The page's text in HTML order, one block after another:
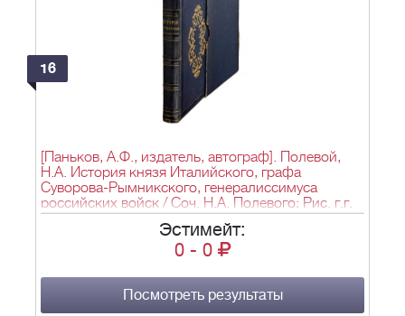
16
[Паньков, А.Ф., издатель, автограф]. Полевой,
Н.А. История князя Италийского, графа
Суворова-Рымникского, генералиссимуса
российских войск / Соч. Н.А. Полевого; Рис. г.г.
Коцебу, Жуковского, Шевченки Гравировка на
дереве, в Париже, г. г. Andrews, Besr, Le Loire и в
С.-Петербурге г-на Дерикера и др. - 2-е изд. -
(портр.): ил.; 25,5х17,5 см].
Эстимейт:
0 - 0
Посмотреть результаты